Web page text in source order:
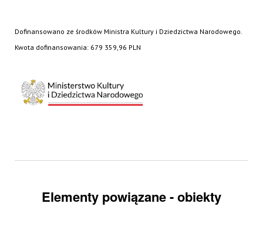
Dofinansowano ze środków Ministra Kultury i Dziedzictwa Narodowego.
Kwota dofinansowania: 679 359,96 PLN
Elementy powiązane - obiekty